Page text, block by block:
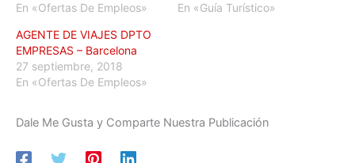
En «Ofertas De Empleos»
En «Guía Turístico»
AGENTE DE VIAJES DPTO
EMPRESAS – Barcelona
27 septiembre, 2018
En «Ofertas De Empleos»
Dale Me Gusta y Comparte Nuestra Publicación